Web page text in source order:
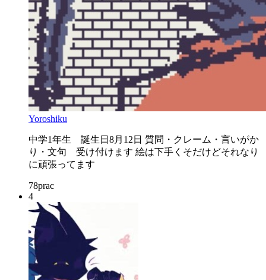
Yoroshiku
中学1年生 誕生日8月12日 質問・クレーム・言いがか
り・文句 受け付けます 絵は下手くそだけどそれなり
に頑張ってます
78prac
4